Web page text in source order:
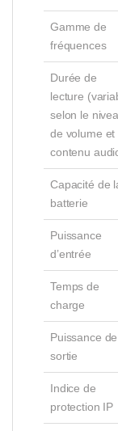
Gamme de
fréquences
Durée de
lecture
selon le
de volume et
contenu
Capacité de
batterie
Puissance
d’entrée
Temps de
charge
Puissance de
sortie
Indice de
protection IP